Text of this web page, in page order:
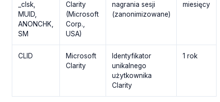
_clsk,
MUID,
ANONCHK,
SM
Clarity
(Microsoft
Corp.,
USA)
nagrania sesji
(zanonimizowane)
miesięcy
CLID
Microsoft
Clarity
Identyfikator
unikalnego
użytkownika
Clarity
1 rok